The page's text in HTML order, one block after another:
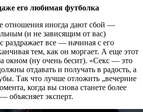
его любимая футболка
отношения иногда дают сбой —
(и не зависящим от вас)
раздражает все — начиная с его
тем, как он моргает. А еще этот
окном (ну очень бесит). «Секс — это
отдавать и получать в радость, а
Так что лучше отложить „вечерние
когда вы снова станете более
объясняет эксперт.